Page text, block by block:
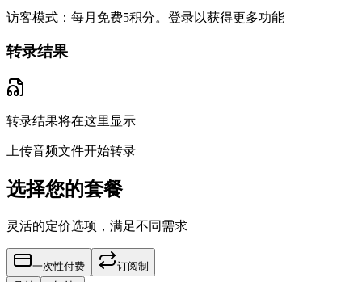
访客模式：每月免费5积分。 登录以获得更多功能
转录结果
转录结果将在这里显示
上传音频文件开始转录
选择您的套餐
灵活的定价选项，满足不同需求
一次性付费
订阅制